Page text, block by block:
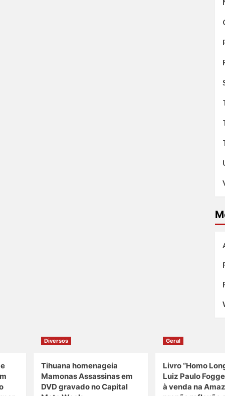
Diversos
Tihuana homenageia
Mamonas Assassinas em
DVD gravado no Capital
Geral
Livro “Homo
Luiz Paulo
à venda na